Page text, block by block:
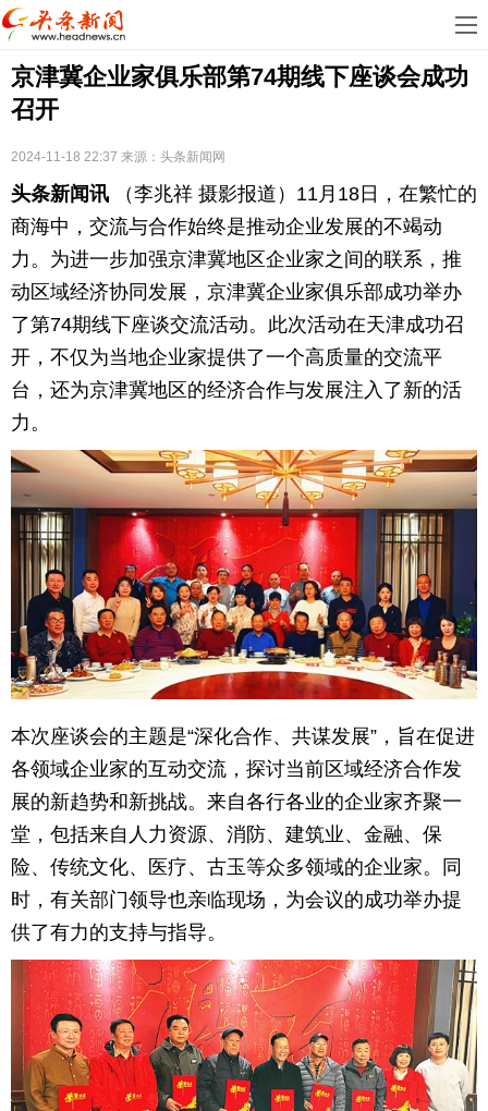
首
页
娱
地
产
汽
车
育
活
时
尚
体
育
戏
快
富
文
化
京津冀企业家俱乐部第74期线下座谈会成功
召开
2024-11-18 22:37 来源： 头条新闻网
头条新闻讯 （李兆祥 摄影报道）11月18日，在繁忙的
商海中，交流与合作始终是推动企业发展的不竭动
力。为进一步加强京津冀地区企业家之间的联系，推
动区域经济协同发展，京津冀企业家俱乐部成功举办
了第74期线下座谈交流活动。此次活动在天津成功召
开，不仅为当地企业家提供了一个高质量的交流平
台，还为京津冀地区的经济合作与发展注入了新的活
力。
本次座谈会的主题是“深化合作、共谋发展”，旨在促进
各领域企业家的互动交流，探讨当前区域经济合作发
展的新趋势和新挑战。来自各行各业的企业家齐聚一
堂，包括来自人力资源、消防、建筑业、金融、保
险、传统文化、医疗、古玉等众多领域的企业家。同
时，有关部门领导也亲临现场，为会议的成功举办提
供了有力的支持与指导。